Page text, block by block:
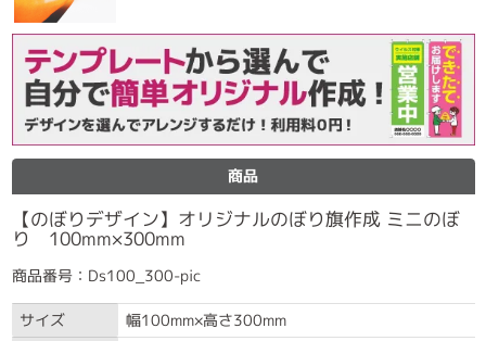
商品
【のぼりデザイン】オリジナルのぼり旗作成 ミニのぼ
り 100mm×300mm
商品番号：Ds100_300-pic
サイズ
幅100mm×高さ300mm